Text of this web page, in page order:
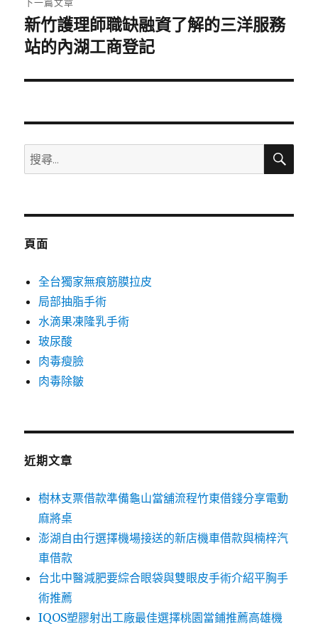
下
一
文
新竹護理師職缺融資了解的三洋服務
站的內湖工商登記
搜
尋
鍵
搜
頁面
全台獨家無痕筋膜拉皮
局部抽脂手術
水滴果凍隆乳手術
玻尿酸
肉毒瘦臉
肉毒除皺
近期文章
樹林支票借款準備龜山當舖流程竹東借錢分享電動
麻將桌
澎湖自由行選擇機場接送的新店機車借款與楠梓汽
車借款
台北中醫減肥要綜合眼袋與雙眼皮手術介紹平胸手
術推薦
IQOS塑膠射出工廠最佳選擇桃園當鋪推薦高雄機